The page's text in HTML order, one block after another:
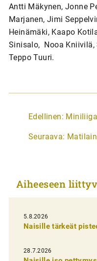
Antti Mäkynen, Jonne
Marjanen, Jimi
Heinämäki, Kaapo
Sinisalo, Nooa Kniivilä,
Teppo Tuuri.
A
t
k
e
l
i
e
Edellinen:
Seuraava:
Aiheeseen
5.8.2026
Naisille tärkeät
28.7.2026